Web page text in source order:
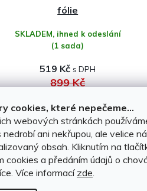
cookies, které nepečeme...
webových stránkách
nedrobí ani nekřupou, ale velice
obsah. Kliknutím na
cookies a předáním údajů o
Více informací zde.
fólie
SKLADEM, ihned k odeslání
(1 sada)
519 Kč
899 Kč
DO KOŠÍKU